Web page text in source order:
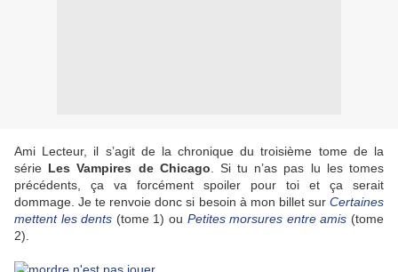
Ami Lecteur, il s’agit de la chronique du troisième tome de la
série Les Vampires de Chicago . Si tu n’as pas lu les tomes
précédents, ça va forcément spoiler pour toi et ça serait
dommage. Je te renvoie donc si besoin à mon billet sur Certaines
mettent les dents (tome 1) ou Petites morsures entre amis (tome
2).